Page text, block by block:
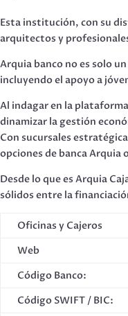
Esta institución, con su
arquitectos y
Arquia banco no es solo
incluyendo el apoyo a
Al indagar en la
dinamizar la gestión
Con sucursales
opciones de banca Arquia
Desde lo que es Arquia
sólidos entre la
Oficinas y Cajeros
Web
Código Banco:
Código SWIFT / BIC: